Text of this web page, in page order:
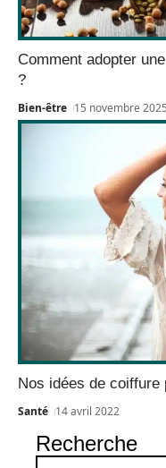
Comment adopter
?
Bien-être 15 novembre 2025
Nos idées de coiffure
Santé 14 avril 2022
Recherche